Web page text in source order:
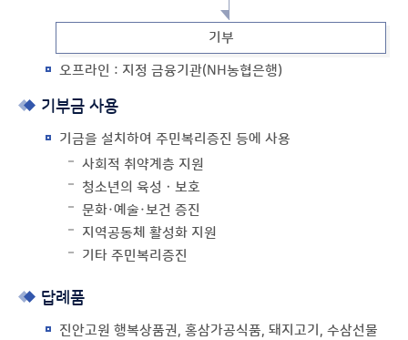
기부
오프라인 : 지정 금융기관(NH농협은행)
기부금 사용
기금을 설치하여 주민복리증진 등에 사용
사회적 취약계층 지원
청소년의 육성ㆍ보호
문화·예술·보건 증진
지역공동체 활성화 지원
기타 주민복리증진
답례품
진안고원 행복상품권, 홍삼가공식품, 돼지고기, 수삼선물